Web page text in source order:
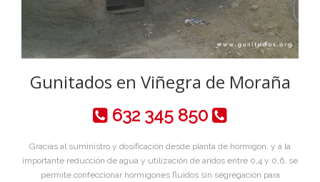
Gunitados en Viñegra de Moraña
632 345 850
Gracias al suministro y dosificación desde planta de hórmigon, y a la
importante reducción de agua y utilización de aridos entre 0,4 y 0,6, se
permite confeccionar hormigones fluidos sin segregación para